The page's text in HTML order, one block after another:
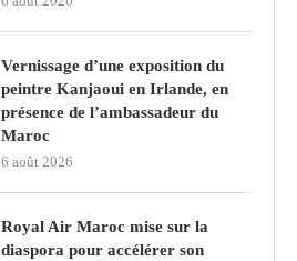
Vernissage d’une exposition du
peintre Kanjaoui en Irlande, en
présence de l’ambassadeur du
Maroc
6 août 2026
Royal Air Maroc mise sur la
diaspora pour accélérer son